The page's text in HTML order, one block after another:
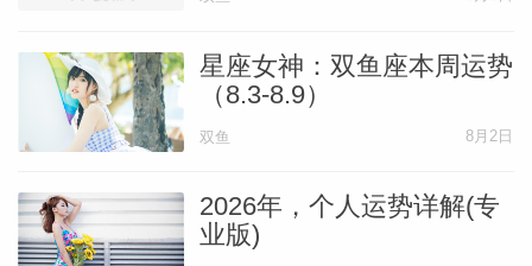
星座女神：双鱼座本周运势
（8.3-8.9）
双鱼 8月2日
2026年，个人运势详解(专
业版)